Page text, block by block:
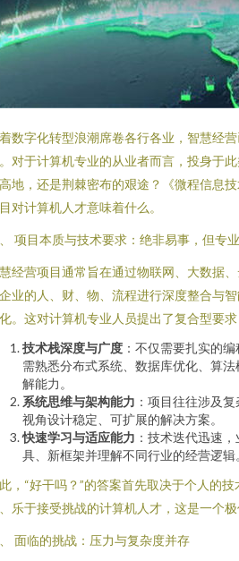
数字化转型浪潮席卷各行各业，智慧经
对于计算机专业的从业者而言，投身于
地，还是荆棘密布的艰途？《微程信息
对计算机人才意味着什么。
项目本质与技术要求：绝非易事，但专
经营项目通常旨在通过物联网、大数据
业的人、财、物、流程进行深度整合与
。这对计算机专业人员提出了复合型要求
技术栈深度与广度 ：不仅需要扎实的
需熟悉分布式系统、数据库优化、算
解能力。
系统思维与架构能力 ：项目往往涉及
视角设计稳定、可扩展的解决方案。
快速学习与适应能力 ：技术迭代迅速
具、新框架并理解不同行业的经营逻辑
，“好干吗？”的答案首先取决于个人的
乐于接受挑战的计算机人才，这是一个极
面临的挑战：压力与复杂度并存